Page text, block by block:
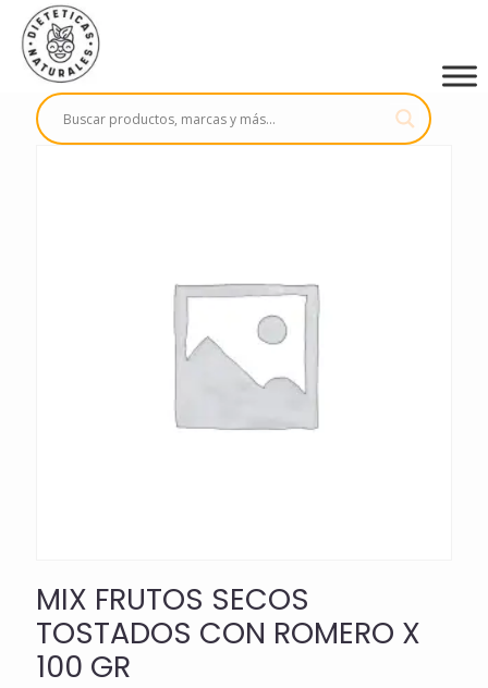
MIX FRUTOS SECOS
TOSTADOS CON ROMERO X
100 GR